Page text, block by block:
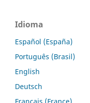
Idioma
Español (España)
Português (Brasil)
English
Deutsch
Français (France)